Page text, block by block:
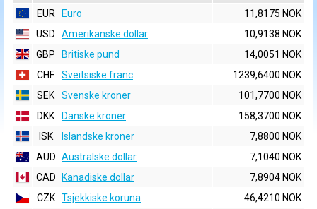
EUR
Euro
11,8175 NOK
USD
Amerikanske dollar
10,9138 NOK
GBP
Britiske pund
14,0051 NOK
CHF
Sveitsiske franc
1239,6400 NOK
SEK
Svenske kroner
101,7700 NOK
DKK
Danske kroner
158,3700 NOK
ISK
Islandske kroner
7,8800 NOK
AUD Australske dollar
7,1040 NOK
CAD
Kanadiske dollar
7,8904 NOK
CZK Tsjekkiske koruna
46,4210 NOK